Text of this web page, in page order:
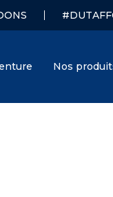
Nos